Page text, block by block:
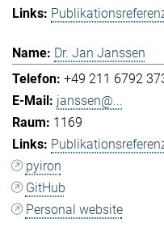
Dr. Jan Janssen
+49 211 6792
janssen@...
1169
pyiron
GitHub
Personal website